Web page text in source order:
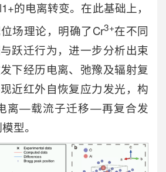
的电离转变。在此基础上，
场理论，明确了Cr3+在不同
跃迁行为，进一步分析出束
下经历电离、弛豫及辐射复
近红外自恢复应力发光，构
离—载流子迁移—再复合发
型。